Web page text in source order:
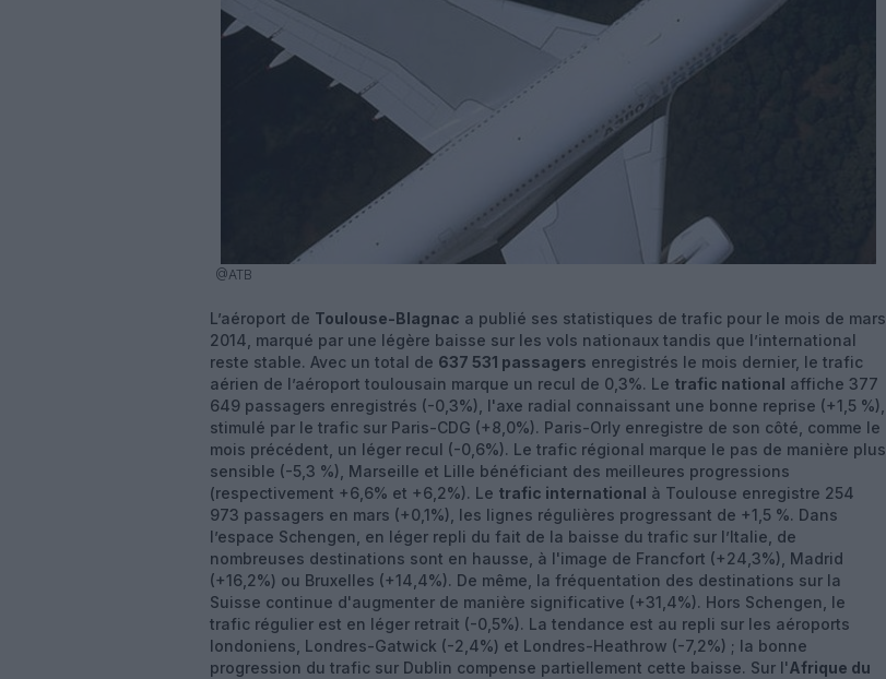
@ATB
L’aéroport de Toulouse-Blagnac a publié ses statistiques de trafic pour le mois de mars
2014, marqué par une légère baisse sur les vols nationaux tandis que l’international
reste stable. Avec un total de 637 531 passagers enregistrés le mois dernier, le trafic
aérien de l’aéroport toulousain marque un recul de 0,3%. Le trafic national affiche 377
649 passagers enregistrés (-0,3%), l'axe radial connaissant une bonne reprise (+1,5 %),
stimulé par le trafic sur Paris-CDG (+8,0%). Paris-Orly enregistre de son côté, comme le
mois précédent, un léger recul (-0,6%). Le trafic régional marque le pas de manière plus
sensible (-5,3 %), Marseille et Lille bénéficiant des meilleures progressions
(respectivement +6,6% et +6,2%). Le trafic international à Toulouse enregistre 254
973 passagers en mars (+0,1%), les lignes régulières progressant de +1,5 %. Dans
l’espace Schengen, en léger repli du fait de la baisse du trafic sur l’Italie, de
nombreuses destinations sont en hausse, à l'image de Francfort (+24,3%), Madrid
(+16,2%) ou Bruxelles (+14,4%). De même, la fréquentation des destinations sur la
Suisse continue d'augmenter de manière significative (+31,4%). Hors Schengen, le
trafic régulier est en léger retrait (-0,5%). La tendance est au repli sur les aéroports
londoniens, Londres-Gatwick (-2,4%) et Londres-Heathrow (-7,2%) ; la bonne
progression du trafic sur Dublin compense partiellement cette baisse. Sur l'Afrique du